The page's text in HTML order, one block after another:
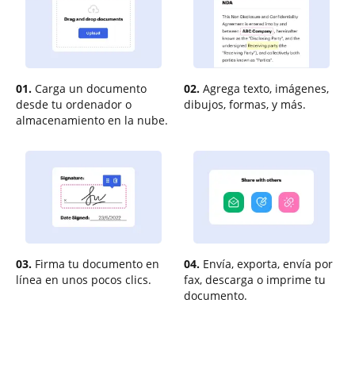
01. Carga un documento
desde tu ordenador o
almacenamiento en la nube.
02. Agrega texto, imágenes,
dibujos, formas, y más.
03. Firma tu documento en
línea en unos pocos clics.
04. Envía, exporta, envía por
fax, descarga o imprime tu
documento.